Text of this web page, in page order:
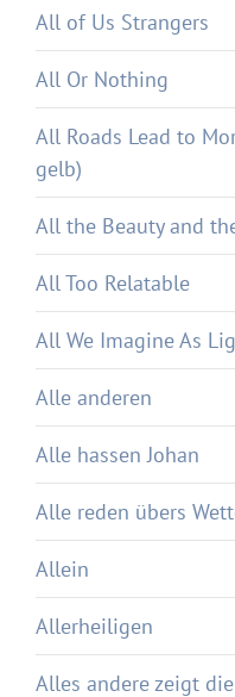
All of Us Strangers
All Or Nothing
All Roads Lead to
gelb)
All the Beauty and
All Too Relatable
All We Imagine As
Alle anderen
Alle hassen Johan
Alle reden übers
Allein
Allerheiligen
Alles andere zeigt